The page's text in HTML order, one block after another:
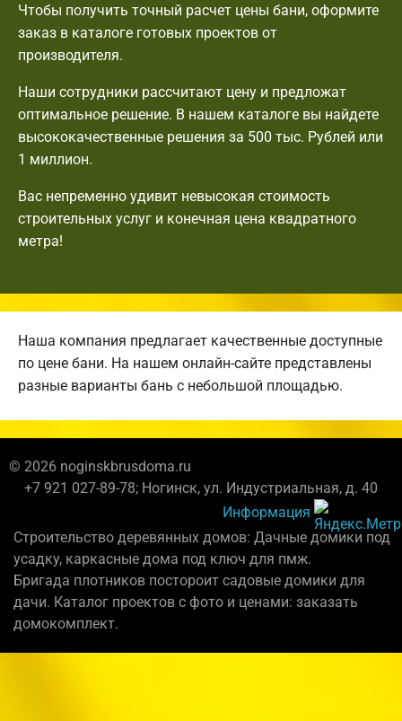
Чтобы получить точный расчет цены бани, оформите
заказ в каталоге готовых проектов от
производителя.
Наши сотрудники рассчитают цену и предложат
оптимальное решение. В нашем каталоге вы найдете
высококачественные решения за 500 тыс. Рублей или
1 миллион.
Вас непременно удивит невысокая стоимость
строительных услуг и конечная цена квадратного
метра!
Наша компания предлагает качественные доступные
по цене бани. На нашем онлайн-сайте представлены
разные варианты бань с небольшой площадью.
© 2026 noginskbrusdoma.ru
+7 921 027-89-78; Ногинск, ул. Индустриальная, д. 40
Информация
Строительство деревянных домов: Дачные домики под
усадку, каркасные дома под ключ для пмж.
Бригада плотников постороит садовые домики для
дачи. Каталог проектов с фото и ценами: заказать
домокомплект.